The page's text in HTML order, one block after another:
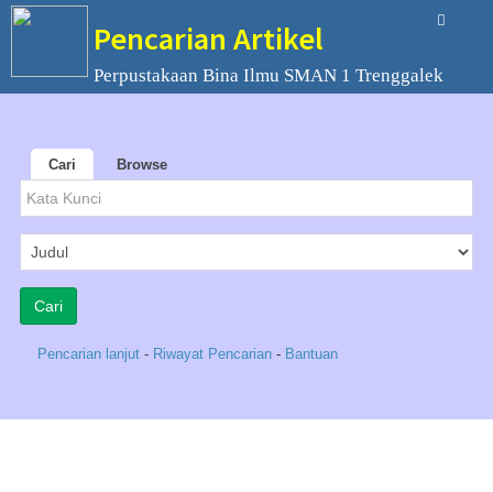
Pencarian Artikel
Perpustakaan Bina Ilmu SMAN 1 Trenggalek
Cari Browse
Pencarian lanjut - Riwayat Pencarian - Bantuan